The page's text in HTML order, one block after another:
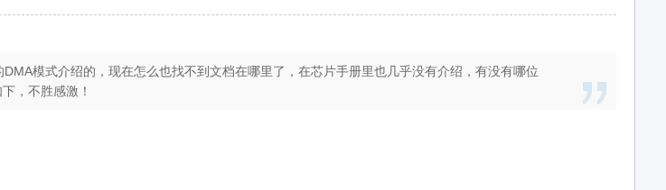
模式介绍的，现在怎么也找不到文档在哪里了，在芯片手册里也几乎没有介绍，有没有哪位
，不胜感激！